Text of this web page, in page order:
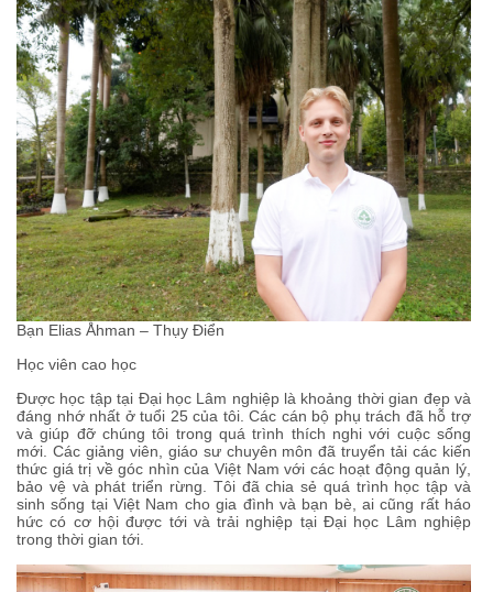
Bạn Elias Åhman – Thụy Điển
Học viên cao học
Được học tập tại Đại học Lâm nghiệp là khoảng thời gian đẹp và
đáng nhớ nhất ở tuổi 25 của tôi. Các cán bộ phụ trách đã hỗ trợ
và giúp đỡ chúng tôi trong quá trình thích nghi với cuộc sống
mới. Các giảng viên, giáo sư chuyên môn đã truyển tải các kiến
thức giá trị về góc nhìn của Việt Nam với các hoạt động quản lý,
bảo vệ và phát triển rừng. Tôi đã chia sẻ quá trình học tập và
sinh sống tại Việt Nam cho gia đình và bạn bè, ai cũng rất háo
hức có cơ hội được tới và trải nghiệp tại Đại học Lâm nghiệp
trong thời gian tới.